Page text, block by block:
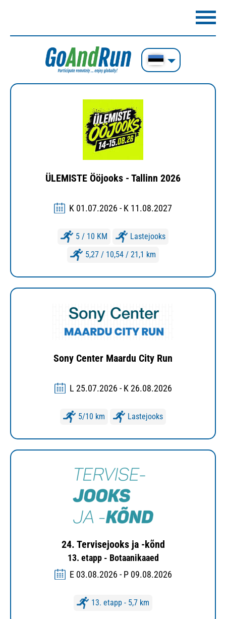
ÜLEMISTE Ööjooks - Tallinn 2026
K 01.07.2026 - K 11.08.2027
5 / 10 KM
Lastejooks
5,27 / 10,54 / 21,1 km
Sony Center Maardu City Run
L 25.07.2026 - K 26.08.2026
5/10 km Lastejooks
24. Tervisejooks ja -kõnd
13. etapp - Botaanikaaed
E 03.08.2026 - P 09.08.2026
13. etapp - 5,7 km